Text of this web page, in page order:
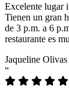
Excelente lugar
Tienen un gran
de 3 p.m. a 6
restaurante es
Jaqueline Olivas
“